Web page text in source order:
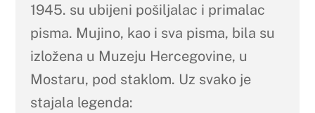
1945. su ubijeni pošiljalac i primalac
pisma. Mujino, kao i sva pisma, bila su
izložena u Muzeju Hercegovine, u
Mostaru, pod staklom. Uz svako je
stajala legenda: